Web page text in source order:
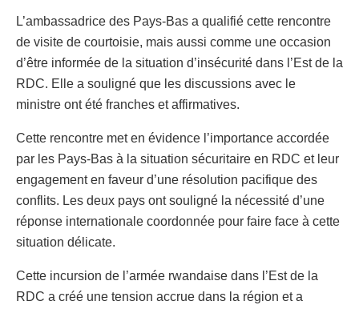
L’ambassadrice des Pays-Bas a qualifié cette rencontre
de visite de courtoisie, mais aussi comme une occasion
d’être informée de la situation d’insécurité dans l’Est de la
RDC. Elle a souligné que les discussions avec le
ministre ont été franches et affirmatives.
Cette rencontre met en évidence l’importance accordée
par les Pays-Bas à la situation sécuritaire en RDC et leur
engagement en faveur d’une résolution pacifique des
conflits. Les deux pays ont souligné la nécessité d’une
réponse internationale coordonnée pour faire face à cette
situation délicate.
Cette incursion de l’armée rwandaise dans l’Est de la
RDC a créé une tension accrue dans la région et a